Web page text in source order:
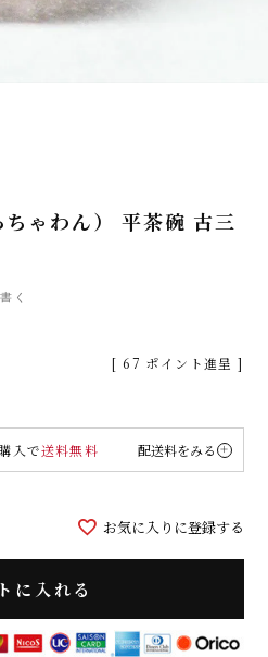
ゃわん） 平茶碗 古三
く
[ 67 ポイント進呈 ]
入で送料無料 配送料をみる
お気に入りに登録する
に入れる